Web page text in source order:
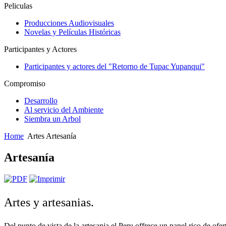
Peliculas
Producciones Audiovisuales
Novelas y Películas Históricas
Participantes y Actores
Participantes y actores del "Retorno de Tupac Yupanqui"
Compromiso
Desarrollo
Al servicio del Ambiente
Siembra un Arbol
Home Artes Artesanía
Artesanía
Artes y artesanias.